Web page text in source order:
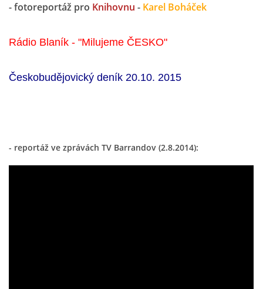
WEBOVÁ KAMERA
VIDEA Z DRONU
STREET ART
ČASOSBĚRY - CHRÁŠŤANY
- fotoreportáž pro Knihovnu - Karel Boháček
Rádio Blaník - "Milujeme ČESKO"
Českobudějovický deník 20.10. 2015
- reportáž ve zprávách TV Barrandov (2.8.2014):